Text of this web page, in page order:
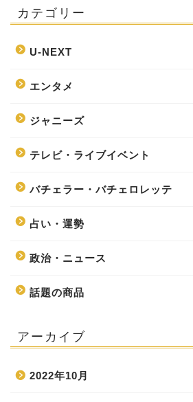
カテゴリー
U-NEXT
エンタメ
ジャニーズ
テレビ・ライブイベント
バチェラー・バチェロレッテ
占い・運勢
政治・ニュース
話題の商品
アーカイブ
2022年10月